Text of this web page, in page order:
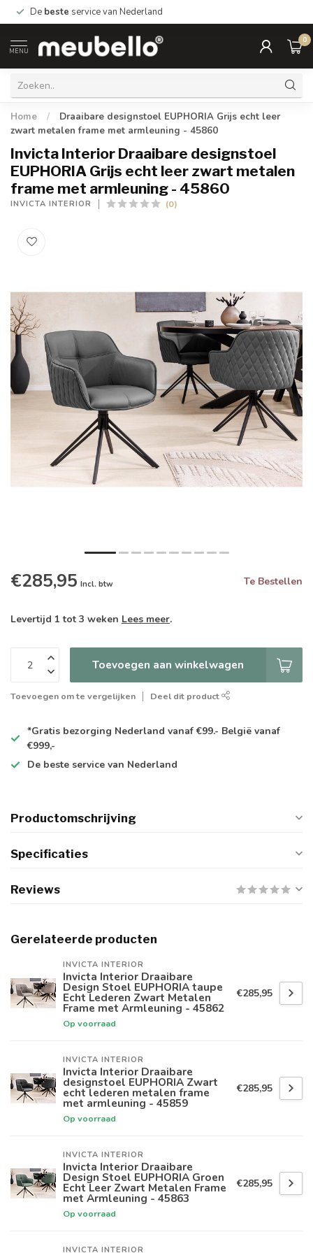
De beste service van Nederland
MENU
0
Home /
Draaibare designstoel EUPHORIA Grijs echt leer
zwart metalen frame met armleuning - 45860
Invicta Interior Draaibare designstoel
EUPHORIA Grijs echt leer zwart metalen
frame met armleuning - 45860
INVICTA INTERIOR (0)
€285,95 Incl. btw Te Bestellen
Levertijd 1 tot 3 weken Lees meer.
Toevoegen aan winkelwagen
Toevoegen om te vergelijken Deel dit product
*Gratis bezorging Nederland vanaf €99.- België vanaf
€999,-
De beste service van Nederland
Productomschrijving
Specificaties
Reviews
Gerelateerde producten
INVICTA INTERIOR
Invicta Interior Draaibare
Design Stoel EUPHORIA taupe
Echt Lederen Zwart Metalen
Frame met Armleuning - 45862
Op voorraad
€285,95
INVICTA INTERIOR
Invicta Interior Draaibare
designstoel EUPHORIA Zwart
echt lederen metalen frame
met armleuning - 45859
Op voorraad
€285,95
INVICTA INTERIOR
Invicta Interior Draaibare
Design Stoel EUPHORIA Groen
Echt Leer Zwart Metalen Frame
met Armleuning - 45863
Op voorraad
€285,95
INVICTA INTERIOR